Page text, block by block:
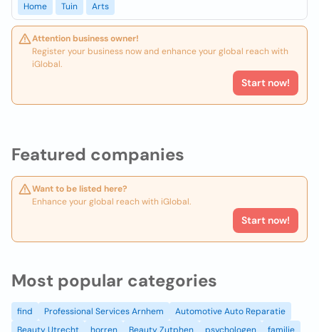
Featured companies
Want to be listed here?
Enhance your global reach with iGlobal.
Start now!
Home
Tuin Arts
Attention business owner!
Register your business now and enhance your global reach with
iGlobal.
Start now!
Most popular categories
find Professional Services Arnhem
Automotive Auto Reparatie